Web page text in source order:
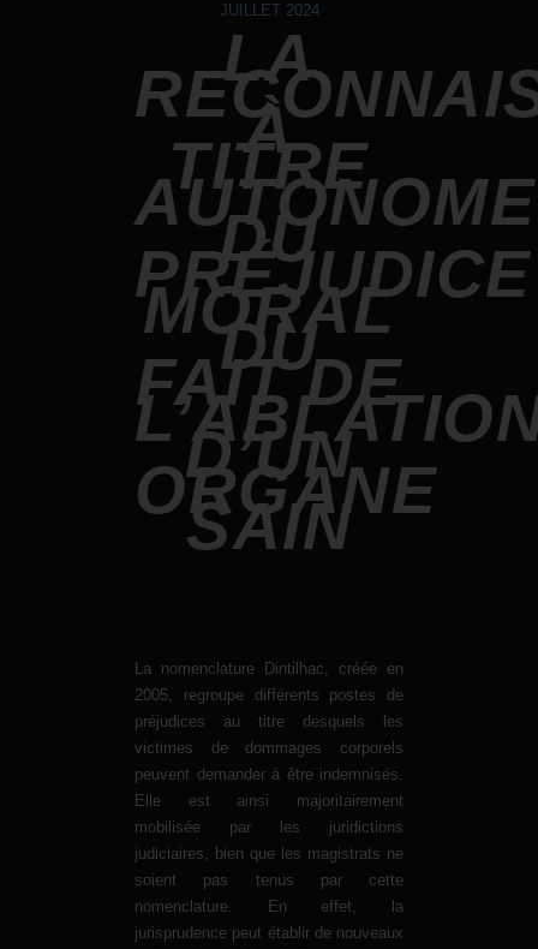
JUILLET 2024
LA
À
TITRE
AUTONOME
DU
PRÉJUDICE
MORAL
DU
FAIT DE
D’UN
ORGANE
SAIN
La nomenclature Dintilhac, créée en
2005, regroupe différents postes de
préjudices au titre desquels les
victimes de dommages corporels
peuvent demander à être indemnisés.
Elle est ainsi majoritairement
mobilisée par les juridictions
judiciaires, bien que les magistrats ne
soient pas tenus par cette
nomenclature. En effet, la
jurisprudence peut établir de nouveaux